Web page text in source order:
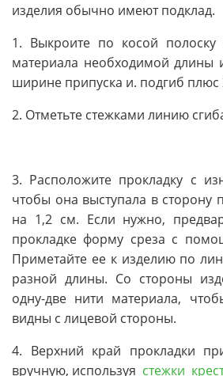
изделия обычно имеют подклад.
1. Выкроите по косой полоску
материала необходимой
ширине припуска и. подгиб плюс
2. Отметьте стежками линию
3. Расположите прокладку с
чтобы она выступала в сторону
на 1,2 см. Если нужно,
прокладке форму среза с
Приметайте ее к изделию по
разной длины. Со стороны
одну-две нити материала,
видны с лицевой стороны.
4. Верхний край прокладки
вручную, используя стежки